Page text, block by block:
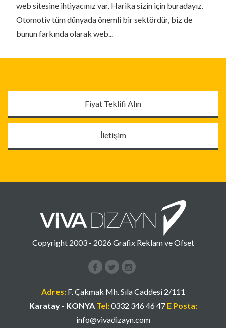
web sitesine ihtiyacınız var. Harika sizin için buradayız.
Otomotiv tüm dünyada önemli bir sektördür, biz de
bunun farkında olarak web...
Fiyat Teklifi Alın
İletişim
Copyright 2003 - 2026 Grafix Reklam ve Ofset
FacebookInstagramGoogle+
Adres:F. Çakmak Mh. Sıla Caddesi 2/111
Karatay - KONYA Tel:0332 346 46 47 E Posta:
info@vivadizayn.com